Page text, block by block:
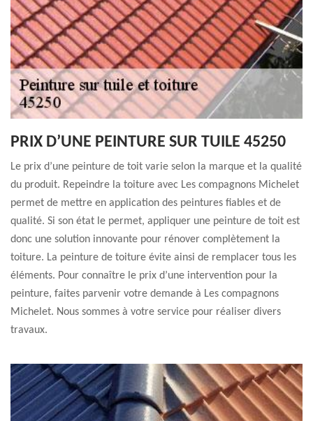
PRIX D’UNE PEINTURE SUR TUILE 45250
Le prix d’une peinture de toit varie selon la marque et la qualité
du produit. Repeindre la toiture avec Les compagnons Michelet
permet de mettre en application des peintures fiables et de
qualité. Si son état le permet, appliquer une peinture de toit est
donc une solution innovante pour rénover complètement la
toiture. La peinture de toiture évite ainsi de remplacer tous les
éléments. Pour connaître le prix d’une intervention pour la
peinture, faites parvenir votre demande à Les compagnons
Michelet. Nous sommes à votre service pour réaliser divers
travaux.